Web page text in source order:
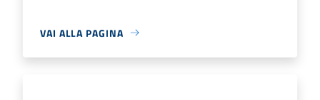
VAI ALLA PAGINA